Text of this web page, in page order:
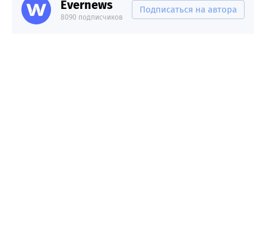
Evernews
8090 подписчиков
Подписаться на автора